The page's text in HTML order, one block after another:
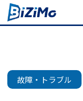
故障・トラブル